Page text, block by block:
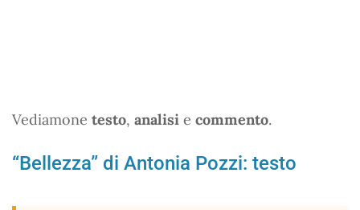
Vediamone testo, analisi e commento.
“Bellezza” di Antonia Pozzi: testo